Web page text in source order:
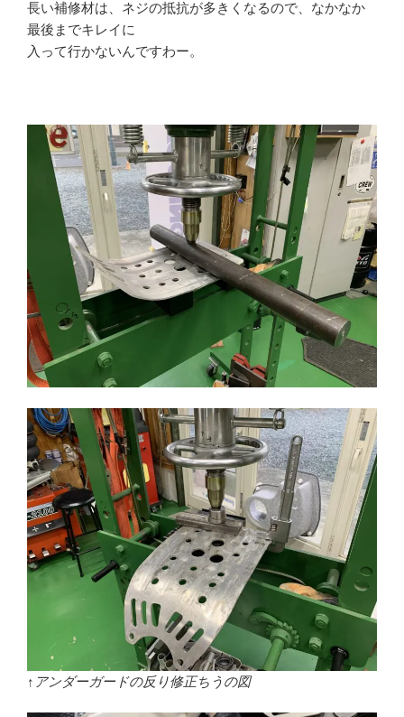
長い補修材は、ネジの抵抗が多きくなるので、なかなか
最後までキレイに
入って行かないんですわー。
↑アンダーガードの反り修正ちうの図